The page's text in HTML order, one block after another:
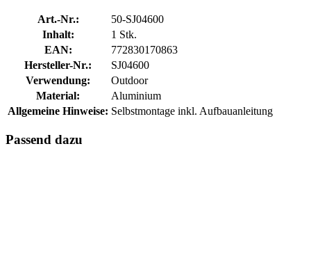
Art.-Nr.:
50-SJ04600
Inhalt:
1 Stk.
EAN:
772830170863
Hersteller-Nr.:
SJ04600
Verwendung:
Outdoor
Material:
Aluminium
Allgemeine Hinweise: Selbstmontage inkl. Aufbauanleitung
Passend dazu